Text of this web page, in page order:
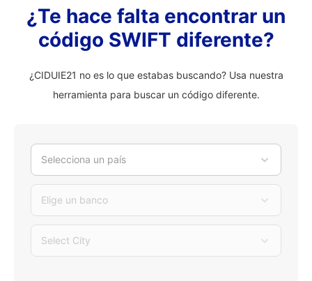
¿Te hace falta encontrar un
código SWIFT diferente?
¿CIDUIE21 no es lo que estabas buscando? Usa nuestra
herramienta para buscar un código diferente.
Selecciona un país
Elige un banco
Select City